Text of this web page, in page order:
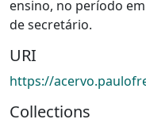
ensino, no período
de secretário.
URI
https://
Collections